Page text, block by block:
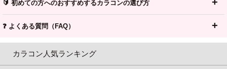
🔰 初めての方へのおすすめするカラコンの選び方
❓ よくある質問（FAQ）
カラコン人気ランキング